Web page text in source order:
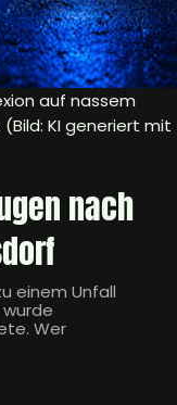
auf nassem
KI generiert mit
nach
einem Unfall
Wer